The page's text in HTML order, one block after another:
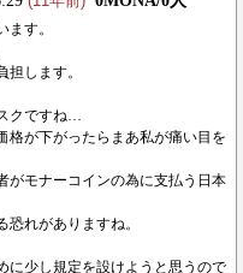
す。
します。
クですね…
格が下がったらまあ私が痛い目を
がモナーコインの為に支払う日本
れがありますね。
に少し規定を設けようと思うので